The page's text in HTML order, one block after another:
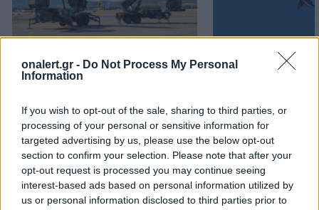
onalert.gr - Do Not Process My Personal
Information
If you wish to opt-out of the sale, sharing to third parties, or
processing of your personal or sensitive information for
targeted advertising by us, please use the below opt-out
section to confirm your selection. Please note that after your
opt-out request is processed you may continue seeing
interest-based ads based on personal information utilized by
us or personal information disclosed to third parties prior to
Patriot στη Σαουδική
επαναξιολογείται η
ελληνική παρουσία –
Μήνυμα της Αθήνας στο
Ριάντ
Αιγαίο: Πέντε
τρία τουρκικά
επανδρωμένα
ΔΙΑΦΗΜΙΣΗ